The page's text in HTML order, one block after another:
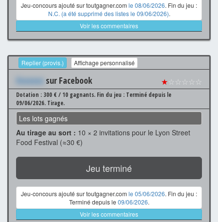
Jeu-concours ajouté sur toutgagner.com le 08/06/2026. Fin du jeu :
N.C. (a été supprimé des listes le 09/06/2026).
Voir les commentaires
Replier (provis.) Affichage personnalisé
Xxxxxxx sur Facebook ★☆☆☆☆☆
Dotation : 300 € / 10 gagnants. Fin du jeu : Terminé depuis le
09/06/2026. Tirage.
Les lots gagnés
Au tirage au sort : 10 × 2 invitations pour le Lyon Street
Food Festival (≈30 €)
Jeu terminé
Jeu-concours ajouté sur toutgagner.com le 05/06/2026. Fin du jeu :
Terminé depuis le 09/06/2026.
Voir les commentaires